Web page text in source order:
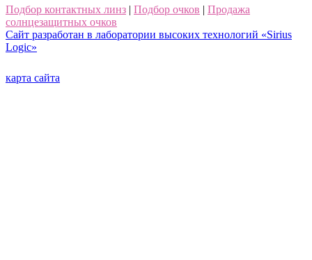
Подбор контактных линз | Подбор очков | Продажа
солнцезащитных очков
Сайт разработан в лаборатории высоких технологий «Sirius
Logic»
карта сайта